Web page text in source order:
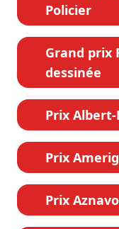
Policier
Grand prix
dessinée
Prix
Prix
Prix